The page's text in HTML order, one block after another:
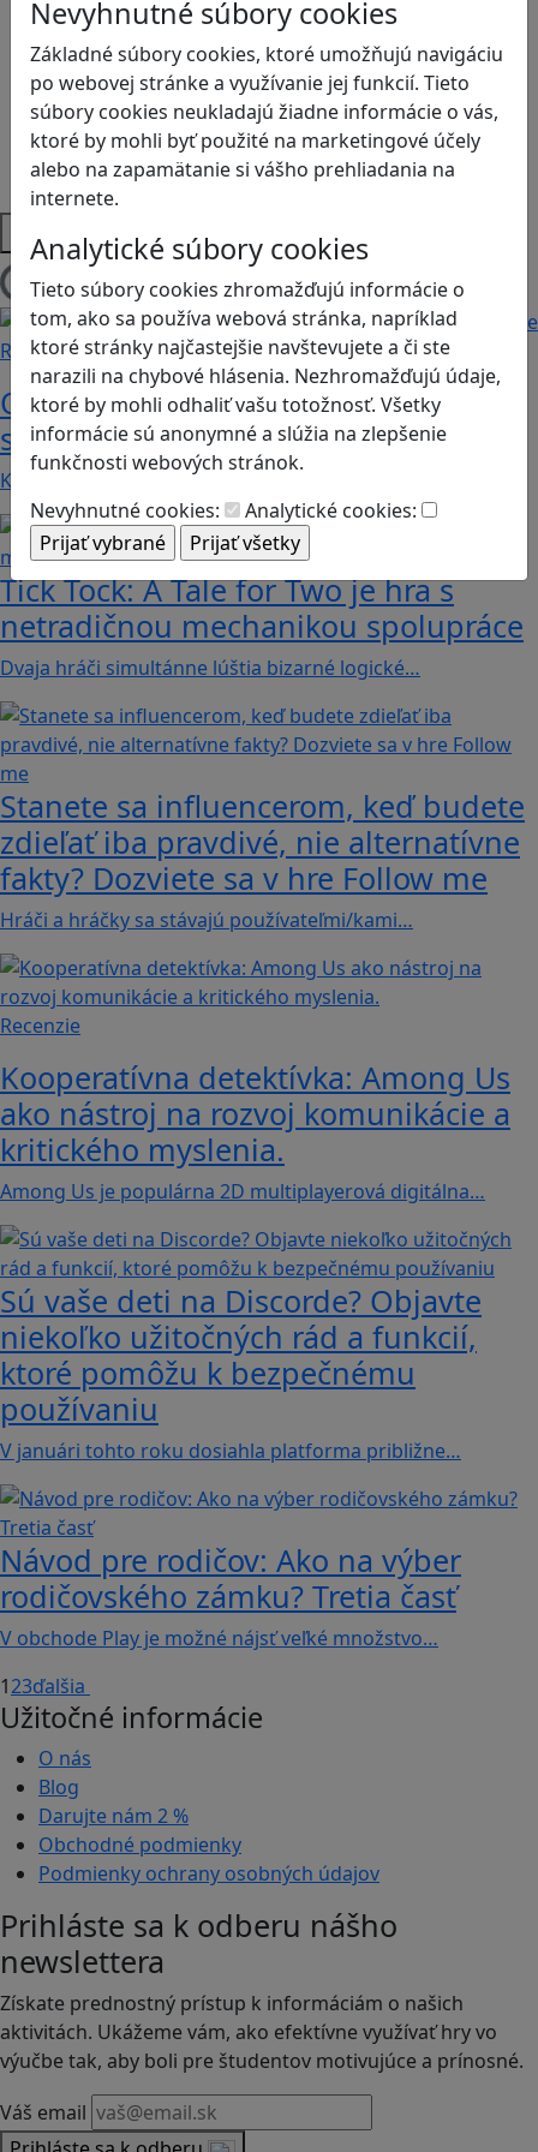
Nevyhnutné súbory cookies
Základné súbory cookies, ktoré umožňujú navigáciu
po webovej stránke a využívanie jej funkcií. Tieto
súbory cookies neukladajú žiadne informácie o vás,
ktoré by mohli byť použité na marketingové účely
alebo na zapamätanie si vášho prehliadania na
internete.
Analytické súbory cookies
Tieto súbory cookies zhromažďujú informácie o
tom, ako sa používa webová stránka, napríklad
ktoré stránky najčastejšie navštevujete a či ste
narazili na chybové hlásenia. Nezhromažďujú údaje,
ktoré by mohli odhaliť vašu totožnosť. Všetky
informácie sú anonymné a slúžia na zlepšenie
funkčnosti webových stránok.
Nevyhnutné cookies:
Analytické cookies:
Logické myslenie
Ľudské práva a tolerancia
Motorika a koncentrácia
Programovanie/Technika
Sociálne zručnosti a kooperácia
Strategické myslenie
Zdravie a pohyb
Platformy
Načítam blogy
Recenzie
Otestujete a rozšírte svoje znalosti o
svete s hrou Erudite
Kvíz zahŕňa otázky z mnohých vedných odborov a…
Tick Tock: A Tale for Tw‪o je hra s
netradičnou mechanikou spolupráce
Dvaja hráči simultánne lúštia bizarné logické…
Stanete sa influencerom, keď budete
zdieľať iba pravdivé, nie alternatívne
fakty? Dozviete sa v hre Follow me
Hráči a hráčky sa stávajú používateľmi/kami…
Recenzie
Kooperatívna detektívka: Among Us
ako nástroj na rozvoj komunikácie a
kritického myslenia.
Among Us je populárna 2D multiplayerová digitálna…
Sú vaše deti na Discorde? Objavte
niekoľko užitočných rád a funkcií,
ktoré pomôžu k bezpečnému
používaniu
V januári tohto roku dosiahla platforma približne…
Návod pre rodičov: Ako na výber
rodičovského zámku? Tretia časť
V obchode Play je možné nájsť veľké množstvo…
123ďalšia
Užitočné informácie
O nás
Blog
Darujte nám 2 %
Obchodné podmienky
Podmienky ochrany osobných údajov
Prihláste sa k odberu nášho
newslettera
Získate prednostný prístup k informáciám o našich
aktivitách. Ukážeme vám, ako efektívne využívať hry vo
výučbe tak, aby boli pre študentov motivujúce a prínosné.
Váš email